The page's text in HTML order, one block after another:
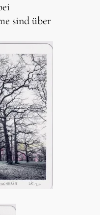
sind über